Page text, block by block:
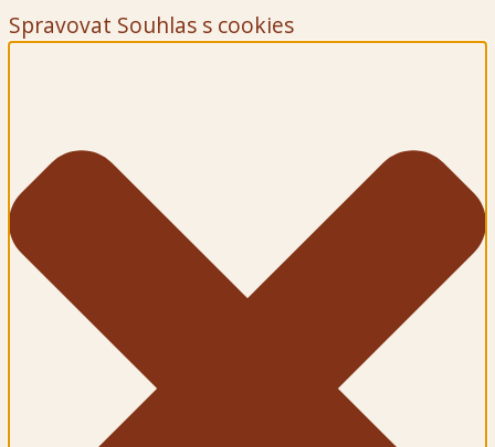
Spravovat Souhlas s cookies